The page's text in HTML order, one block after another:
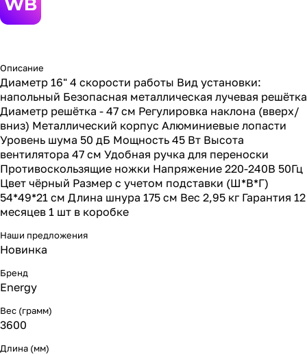
Описание
Диаметр 16" 4 скорости работы Вид установки:
напольный Безопасная металлическая лучевая решётка
Диаметр решётка - 47 см Регулировка наклона (вверх/
вниз) Металлический корпус Алюминиевые лопасти
Уровень шума 50 дБ Мощность 45 Вт Высота
вентилятора 47 см Удобная ручка для переноски
Противоскользящие ножки Напряжение 220-240В 50Гц
Цвет чёрный Размер с учетом подставки (Ш*В*Г)
54*49*21 см Длина шнура 175 см Вес 2,95 кг Гарантия 12
месяцев 1 шт в коробке
Наши предложения
Новинка
Бренд
Energy
Вес (грамм)
3600
Длина (мм)